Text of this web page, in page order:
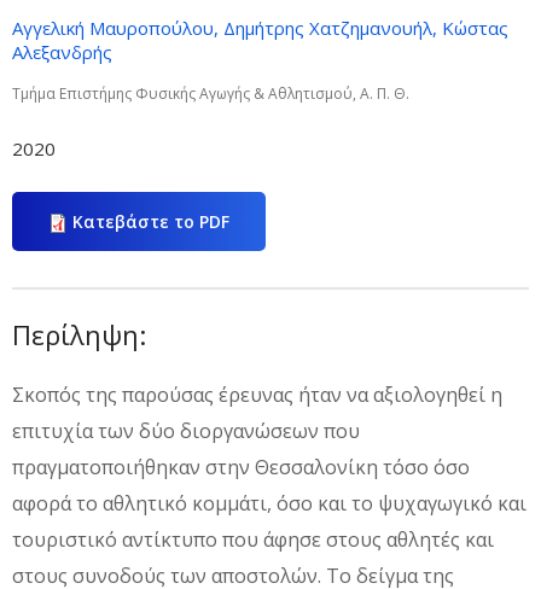
Αγγελική Μαυροπούλου, Δημήτρης Χατζημανουήλ, Κώστας
Αλεξανδρής
Τμήμα Επιστήμης Φυσικής Αγωγής & Αθλητισμού, Α. Π. Θ.
2020
Κατεβάστε το PDF
Περίληψη:
Σκοπός της παρούσας έρευνας ήταν να αξιολογηθεί η
επιτυχία των δύο διοργανώσεων που
πραγματοποιήθηκαν στην Θεσσαλονίκη τόσο όσο
αφορά το αθλητικό κομμάτι, όσο και το ψυχαγωγικό και
τουριστικό αντίκτυπο που άφησε στους αθλητές και
στους συνοδούς των αποστολών. Το δείγμα της